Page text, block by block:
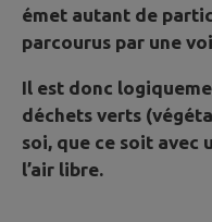
émet autant de
parcourus par une
Il est donc
déchets verts
soi, que ce soit avec
l’air libre.